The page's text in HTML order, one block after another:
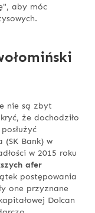
aby móc
nie są zbyt
że dochodziło
(SK Bank) w
w 2015 roku
afer
postępowania
one przyznane
Dolcan